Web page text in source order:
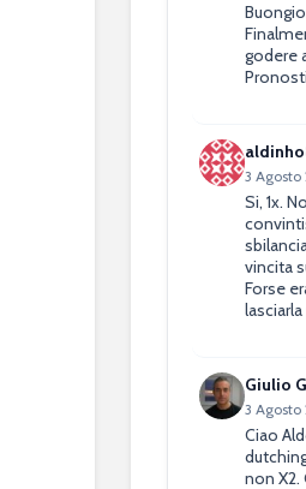
godere
3 Agosto
Si, 1x.
vincita
Forse
Giulio
3 Agosto
Ciao
non X2.